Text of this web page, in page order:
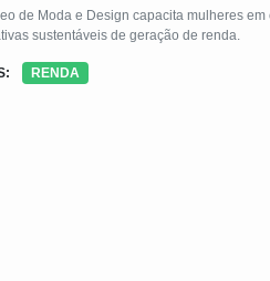
de Moda e Design capacita mulheres
sustentáveis de geração de renda.
RENDA